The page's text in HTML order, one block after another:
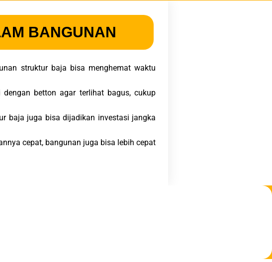
BANGUNAN
struktur baja bisa menghemat waktu
betton agar terlihat bagus, cukup
baja juga bisa dijadikan investasi jangka
cepat, bangunan juga bisa lebih cepat